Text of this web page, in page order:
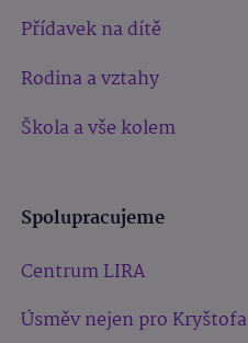
Přídavek na dítě
Rodina a vztahy
Škola a vše kolem
Spolupracujeme
Centrum LIRA
Úsměv nejen pro Kryštofa